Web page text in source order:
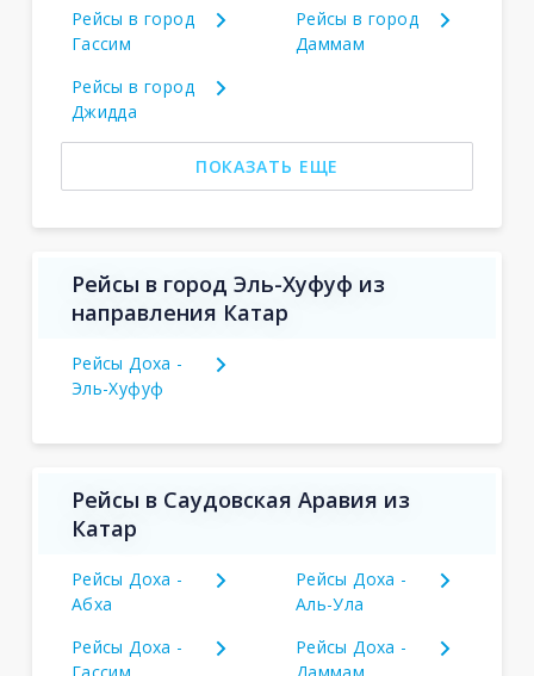
Рейсы в город
Гассим
Рейсы в город
Даммам
Рейсы в город
Джидда
ПОКАЗАТЬ ЕЩЕ
Рейсы в город Эль-Хуфуф из
направления Катар
Рейсы Доха -
Эль-Хуфуф
Рейсы в Саудовская Аравия из
Катар
Рейсы Доха -
Абха
Рейсы Доха -
Аль-Ула
Рейсы Доха -
Рейсы Доха -